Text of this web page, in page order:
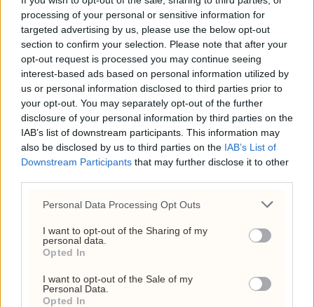
processing of your personal or sensitive information for
targeted advertising by us, please use the below opt-out
section to confirm your selection. Please note that after your
opt-out request is processed you may continue seeing
interest-based ads based on personal information utilized by
us or personal information disclosed to third parties prior to
your opt-out. You may separately opt-out of the further
disclosure of your personal information by third parties on the
IAB’s list of downstream participants. This information may
also be disclosed by us to third parties on the IAB’s List of
Downstream Participants that may further disclose it to other
Personal Data Processing Opt Outs
I want to opt-out of the Sharing of my
personal data.
Opted In
I want to opt-out of the Sale of my
Personal Data.
Opted In
(+) Nå er de positive til
Norwegian-aksjen igjen